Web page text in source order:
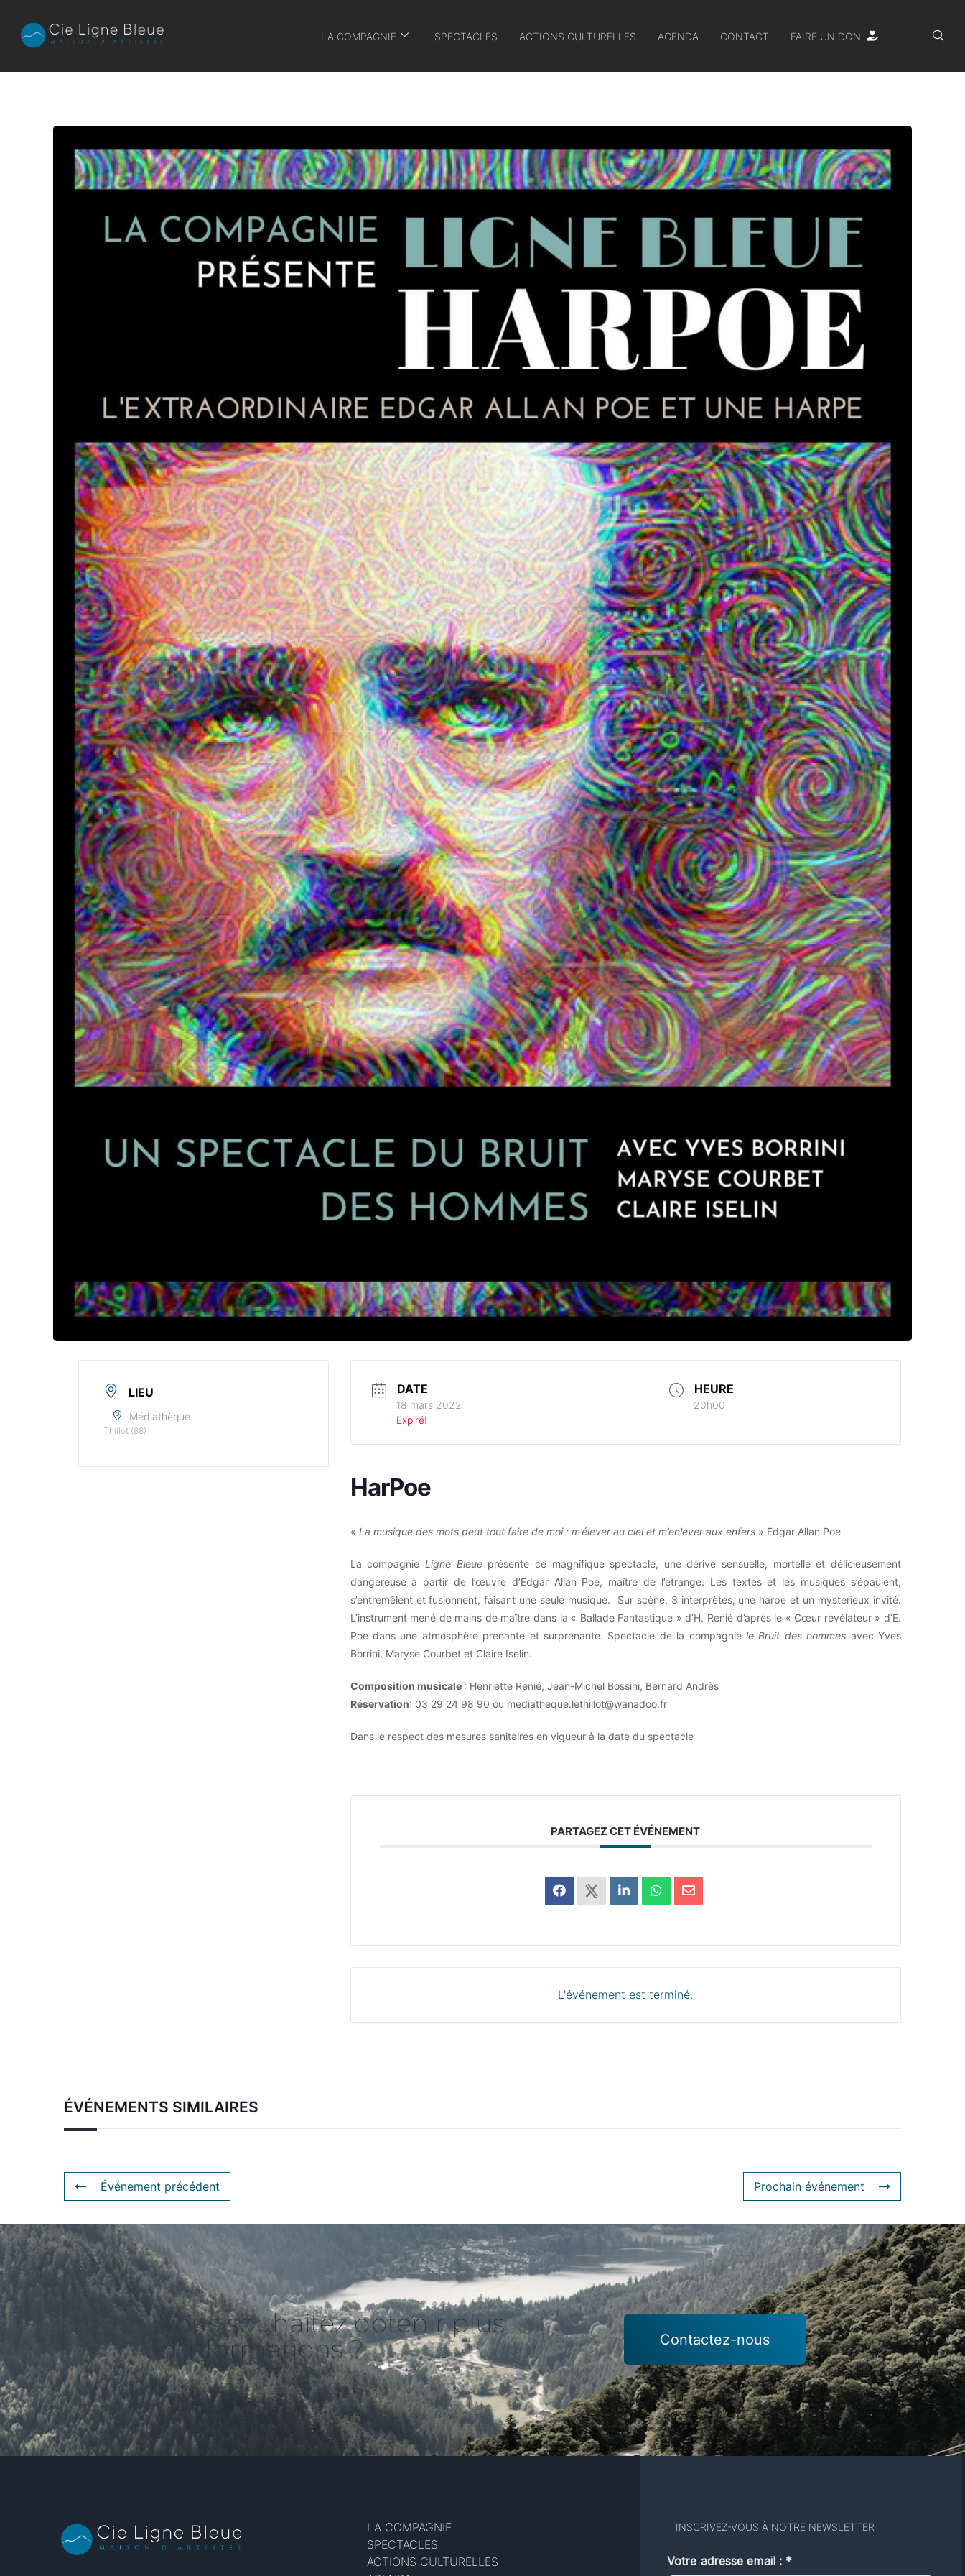
LA COMPAGNIE SPECTACLES ACTIONS CULTURELLES AGENDA CONTACT FAIRE UN DON
LIEU
Médiathèque
Thillot (88)
DATE
18 mars 2022
Expiré!
HEURE
20h00
HarPoe
« La musique des mots peut tout faire de moi : m’élever au ciel et m’enlever aux enfers» Edgar Allan Poe
La compagnie Ligne Bleueprésente ce magnifique spectacle, une dérive sensuelle, mortelle et délicieusement
dangereuse à partir de l’œuvre d’Edgar Allan Poe, maître de l’étrange. Les textes et les musiques s’épaulent,
s’entremêlent et fusionnent, faisant une seule musique. Sur scène, 3 interprètes, une harpe et un mystérieux invité.
L’instrument mené de mains de maître dans la « Ballade Fantastique » d’H. Renié d’après le « Cœur révélateur » d’E.
Poe dans une atmosphère prenante et surprenante. Spectacle de la compagniele Bruit des hommes avec Yves
Borrini, Maryse Courbet et Claire Iselin.
Composition musicale : Henriette Renié, Jean-Michel Bossini, Bernard Andrès
Réservation: 03 29 24 98 90 ou mediatheque.lethillot@wanadoo.fr
Dans le respect des mesures sanitaires en vigueur à la date du spectacle
PARTAGEZ CET ÉVÉNEMENT
L'événement est terminé.
ÉVÉNEMENTS SIMILAIRES
Événement précédent Prochain événement
Vous souhaitez obtenir plus
d'informations ?
Contactez-nous
LA COMPAGNIE
SPECTACLES
ACTIONS CULTURELLES
INSCRIVEZ-VOUS À NOTRE NEWSLETTER